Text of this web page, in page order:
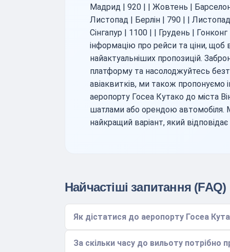
Мадрид | 920 | | Жовтень |
Листопад | Берлін | 790 | |
Сінгапур | 1100 | | Грудень |
інформацію про рейси та ціни,
найактуальніших пропозицій.
платформу та насолоджуйтесь
авіаквитків, ми також пропонуємо
аеропорту Госеа Кутако до міста
шатлами або орендою
найкращий варіант, який
Найчастіші запитання (FAQ)
Як дістатися до аеропорту Госеа
За скільки часу до вильоту потрібно